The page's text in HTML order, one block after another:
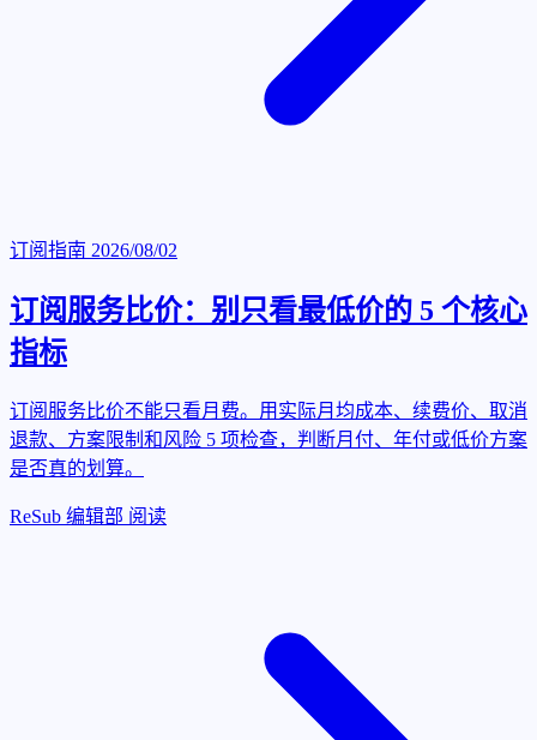
订阅指南 2026/08/02
订阅服务比价：别只看最低价的 5 个核心
指标
订阅服务比价不能只看月费。用实际月均成本、续费价、取消
退款、方案限制和风险 5 项检查，判断月付、年付或低价方案
是否真的划算。
ReSub 编辑部 阅读